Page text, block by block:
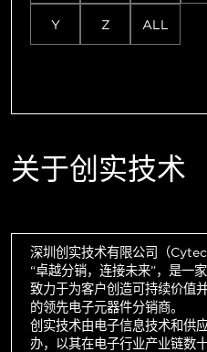
Y Z ALL
关于创实技术
深圳创实技术有限公司（
“卓越分销，连接未来”，是一
致力于为客户创造可持续价值
的领先电子元器件分销商。
创实技术由电子信息技术和供
办，以其在电子行业产业链数